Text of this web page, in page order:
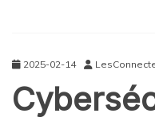
2025-02-14